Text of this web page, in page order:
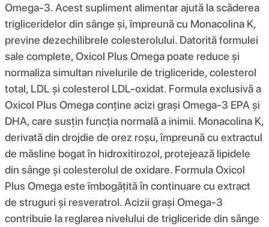
Omega-3. Acest supliment alimentar ajută la scăderea
trigliceridelor din sânge și, împreună cu Monacolina K,
previne dezechilibrele colesterolului. Datorită formulei
sale complete, Oxicol Plus Omega poate reduce și
normaliza simultan nivelurile de trigliceride, colesterol
total, LDL și colesterol LDL-oxidat. Formula exclusivă a
Oxicol Plus Omega conține acizi grași Omega-3 EPA și
DHA, care susțin funcția normală a inimii. Monacolina K,
derivată din drojdie de orez roșu, împreună cu extractul
de măsline bogat în hidroxitirozol, protejează lipidele
din sânge și colesterolul de oxidare. Formula Oxicol
Plus Omega este îmbogățită în continuare cu extract
de struguri și resveratrol. Acizii grași Omega-3
contribuie la reglarea nivelului de trigliceride din sânge